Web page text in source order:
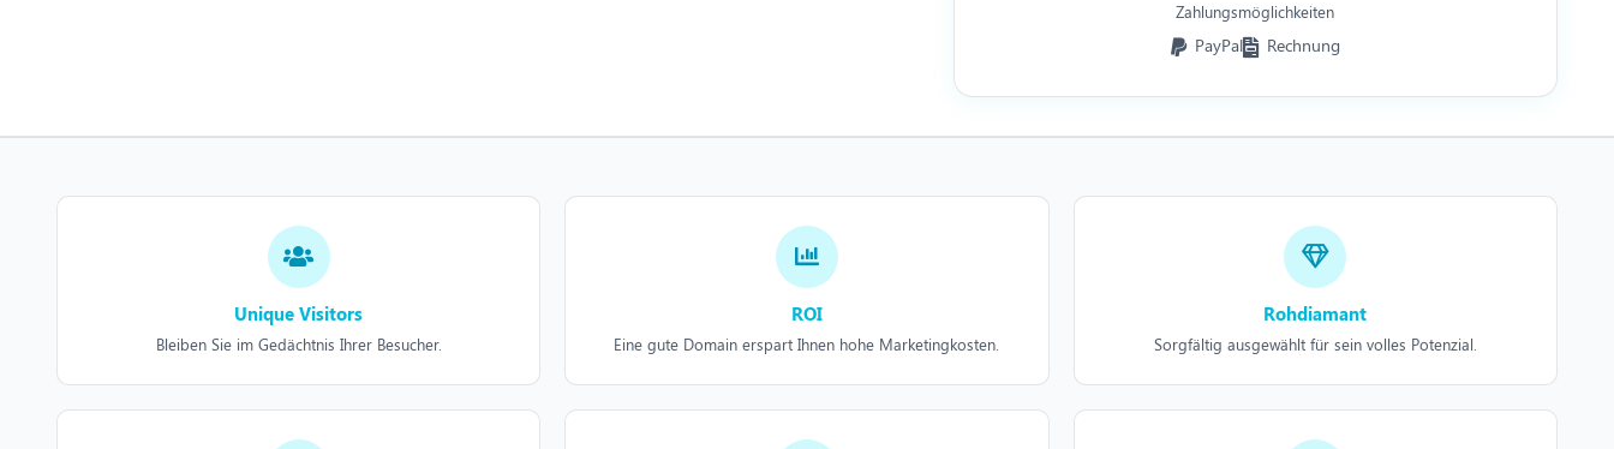
Zahlungsmöglichkeiten
PayPal Rechnung
Unique Visitors
Bleiben Sie im Gedächtnis Ihrer Besucher.
ROI
Eine gute Domain erspart Ihnen hohe Marketingkosten.
Rohdiamant
Sorgfältig ausgewählt für sein volles Potenzial.